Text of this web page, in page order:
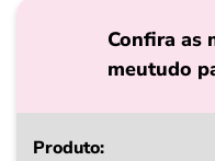
Confira as
meutudo
Produto